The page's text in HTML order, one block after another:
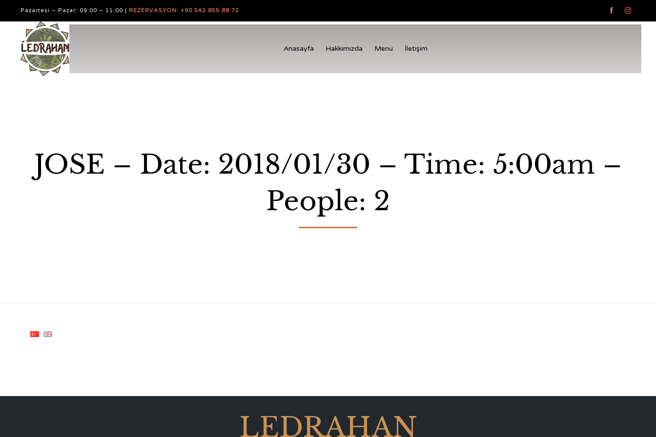
Pazartesi – Pazar: 09:00 – 11:00 | REZERVASYON: +90 542 855 88 72  
Anasayfa Hakkımızda Menu İletişim
JOSE – Date: 2018/01/30 – Time: 5:00am –
People: 2
LEDRAHAN